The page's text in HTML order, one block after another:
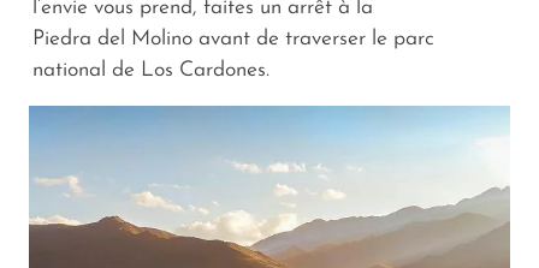
l’envie vous prend, faites un arrêt à la
Piedra del Molino avant de traverser le parc
national de Los Cardones.